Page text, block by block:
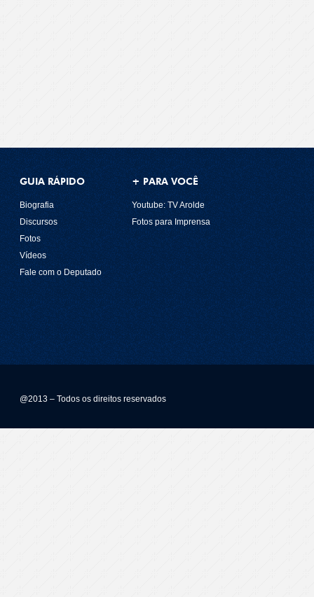
GUIA RÁPIDO
Biografia
Discursos
Fotos
Vídeos
Fale com o Deputado
+ PARA VOCÊ
Youtube: TV Arolde
Fotos para Imprensa
@2013 – Todos os direitos reservados